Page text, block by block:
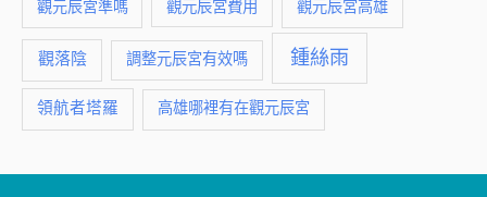
觀元辰宮準嗎 觀元辰宮費用 觀元辰宮高雄
觀落陰 調整元辰宮有效嗎 鍾絲雨
領航者塔羅 高雄哪裡有在觀元辰宮